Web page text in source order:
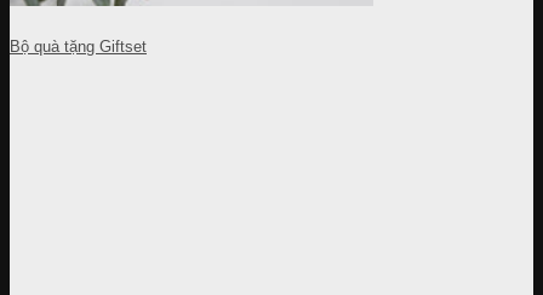
Bộ quà tặng Giftset